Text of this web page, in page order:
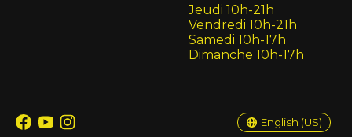
Jeudi 10h-21h
Vendredi 10h-21h
Samedi 10h-17h
Dimanche 10h-17h
English (US)
English (US)